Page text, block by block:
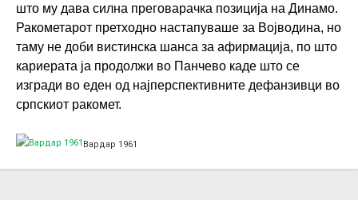
што му дава силна преговарачка позиција на Динамо.
Ракометарот претходно настапуваше за Војводина, но
таму не доби вистинска шанса за афирмација, по што
кариерата ја продолжи во Панчево каде што се
изгради во еден од најперспективните дефанзивци во
српскиот ракомет.
Вардар 1961